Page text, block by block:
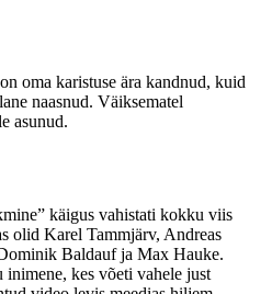
oma karistuse ära kandnud, kuid
naasnud. Väiksematel
asunud.
käigus vahistati kokku viis
olid Karel Tammjärv, Andreas
Baldauf ja Max Hauke.
inimene, kes võeti vahele just